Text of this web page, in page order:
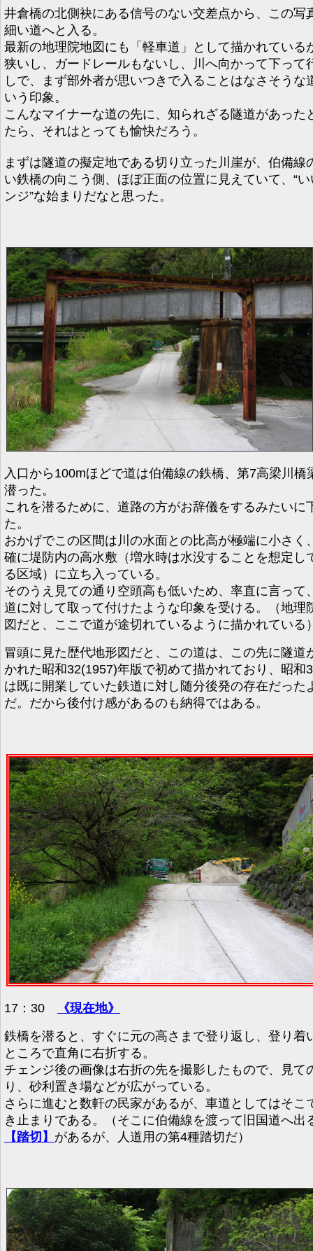
井倉橋の北側袂にある信号のない交差点から、この写
細い道へと入る。
最新の地理院地図にも「軽車道」として描かれている
狭いし、ガードレールもないし、川へ向かって下って
しで、まず部外者が思いつきで入ることはなさそうな
いう印象。
こんなマイナーな道の先に、知られざる隧道があった
たら、それはとっても愉快だろう。
まずは隧道の擬定地である切り立った川崖が、伯備線
い鉄橋の向こう側、ほぼ正面の位置に見えていて、“
ンジ”な始まりだなと思った。
入口から100mほどで道は伯備線の鉄橋、第7高梁川橋
潜った。
これを潜るために、道路の方がお辞儀をするみたいに
た。
おかげでこの区間は川の水面との比高が極端に小さく
確に堤防内の高水敷（増水時は水没することを想定し
る区域）に立ち入っている。
そのうえ見ての通り空頭高も低いため、率直に言って
道に対して取って付けたような印象を受ける。（地理
図だと、ここで道が途切れているように描かれている
冒頭に見た歴代地形図だと、この道は、この先に隧道
かれた昭和32(1957)年版で初めて描かれており、昭和
は既に開業していた鉄道に対し随分後発の存在だった
だ。だから後付け感があるのも納得ではある。
17：30
《現在地》
鉄橋を潜ると、すぐに元の高さまで登り返し、登り着
ところで直角に右折する。
チェンジ後の画像は右折の先を撮影したもので、見て
り、砂利置き場などが広がっている。
さらに進むと数軒の民家があるが、車道としてはそこ
き止まりである。（そこに伯備線を渡って旧国道へ出
【踏切】 があるが、人道用の第4種踏切だ）